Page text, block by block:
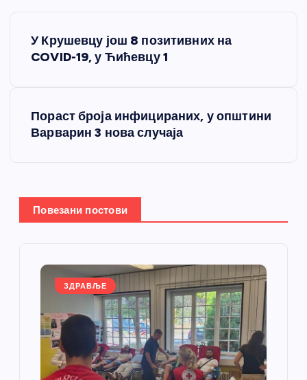
њ
е
У Крушевцу још 8 позитивних на
COVID-19, у Ћићевцу 1
Пораст броја инфицираних, у општини
Варварин 3 нова случаја
Повезани постови
ЗДРАВЉЕ